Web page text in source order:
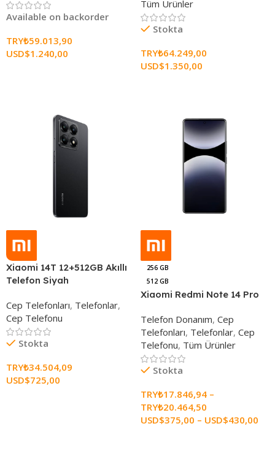
Available on backorder
TRY₺59.013,90
USD$1.240,00
Tüm Ürünler
Stokta
TRY₺64.249,00
USD$1.350,00
Xiaomi 14T 12+512GB Akıllı
Telefon Siyah
Cep Telefonları, Telefonlar,
Cep Telefonu
Stokta
TRY₺34.504,09
USD$725,00
256 GB
512 GB
Xiaomi Redmi Note 14 Pro
Telefon Donanım, Cep
Telefonları, Telefonlar, Cep
Telefonu, Tüm Ürünler
Stokta
TRY₺17.846,94 –
TRY₺20.464,50
USD$375,00 – USD$430,00